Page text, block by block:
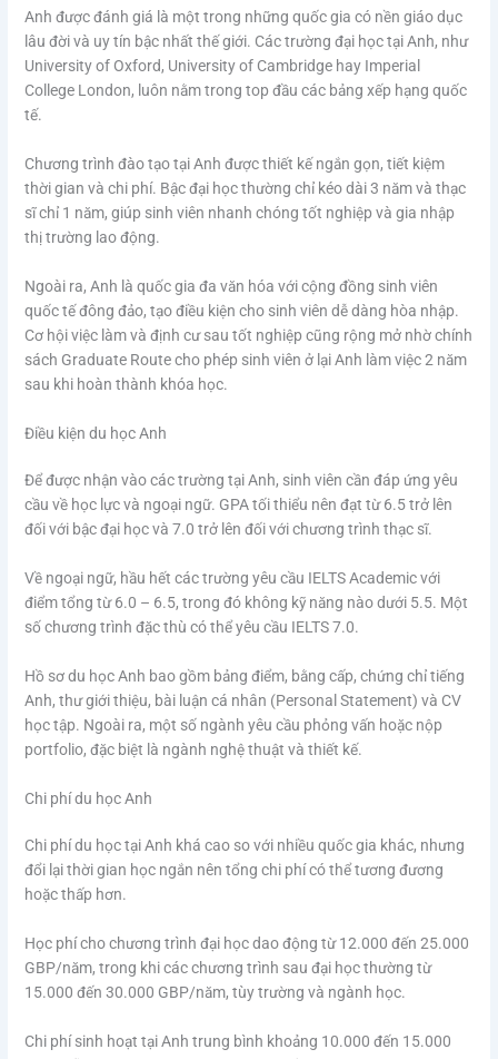
Anh được đánh giá là một trong những quốc gia có nền giáo dục
lâu đời và uy tín bậc nhất thế giới. Các trường đại học tại Anh, như
University of Oxford, University of Cambridge hay Imperial
College London, luôn nằm trong top đầu các bảng xếp hạng quốc
tế.
Chương trình đào tạo tại Anh được thiết kế ngắn gọn, tiết kiệm
thời gian và chi phí. Bậc đại học thường chỉ kéo dài 3 năm và thạc
sĩ chỉ 1 năm, giúp sinh viên nhanh chóng tốt nghiệp và gia nhập
thị trường lao động.
Ngoài ra, Anh là quốc gia đa văn hóa với cộng đồng sinh viên
quốc tế đông đảo, tạo điều kiện cho sinh viên dễ dàng hòa nhập.
Cơ hội việc làm và định cư sau tốt nghiệp cũng rộng mở nhờ chính
sách Graduate Route cho phép sinh viên ở lại Anh làm việc 2 năm
sau khi hoàn thành khóa học.
Điều kiện du học Anh
Để được nhận vào các trường tại Anh, sinh viên cần đáp ứng yêu
cầu về học lực và ngoại ngữ. GPA tối thiểu nên đạt từ 6.5 trở lên
đối với bậc đại học và 7.0 trở lên đối với chương trình thạc sĩ.
Về ngoại ngữ, hầu hết các trường yêu cầu IELTS Academic với
điểm tổng từ 6.0 – 6.5, trong đó không kỹ năng nào dưới 5.5. Một
số chương trình đặc thù có thể yêu cầu IELTS 7.0.
Hồ sơ du học Anh bao gồm bảng điểm, bằng cấp, chứng chỉ tiếng
Anh, thư giới thiệu, bài luận cá nhân (Personal Statement) và CV
học tập. Ngoài ra, một số ngành yêu cầu phỏng vấn hoặc nộp
portfolio, đặc biệt là ngành nghệ thuật và thiết kế.
Chi phí du học Anh
Chi phí du học tại Anh khá cao so với nhiều quốc gia khác, nhưng
đổi lại thời gian học ngắn nên tổng chi phí có thể tương đương
hoặc thấp hơn.
Học phí cho chương trình đại học dao động từ 12.000 đến 25.000
GBP/năm, trong khi các chương trình sau đại học thường từ
15.000 đến 30.000 GBP/năm, tùy trường và ngành học.
Chi phí sinh hoạt tại Anh trung bình khoảng 10.000 đến 15.000